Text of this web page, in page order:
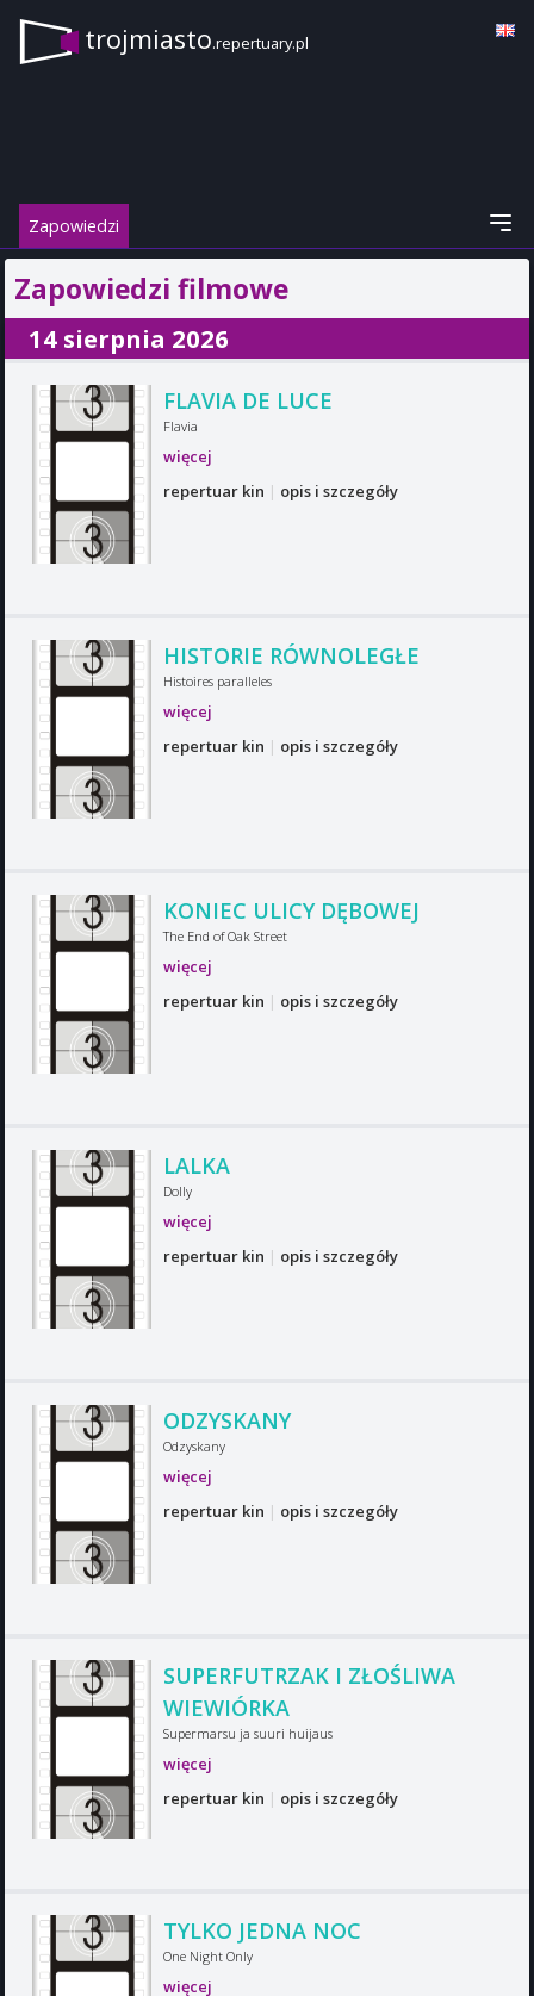
trojmiasto.repertuary.pl
Zapowiedzi
Zapowiedzi filmowe
14 sierpnia 2026
FLAVIA DE LUCE
Flavia
więcej
repertuar kin | opis i szczegóły
HISTORIE RÓWNOLEGŁE
Histoires paralleles
więcej
repertuar kin | opis i szczegóły
KONIEC ULICY DĘBOWEJ
The End of Oak Street
więcej
repertuar kin | opis i szczegóły
LALKA
Dolly
więcej
repertuar kin | opis i szczegóły
ODZYSKANY
Odzyskany
więcej
repertuar kin | opis i szczegóły
SUPERFUTRZAK I ZŁOŚLIWA
WIEWIÓRKA
Supermarsu ja suuri huijaus
więcej
repertuar kin | opis i szczegóły
TYLKO JEDNA NOC
One Night Only
więcej